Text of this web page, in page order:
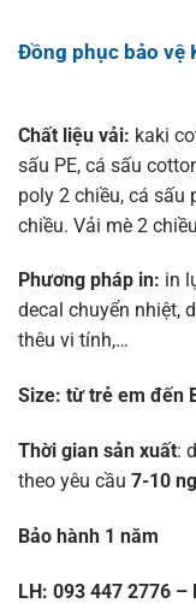
Đồng phục bảo vệ
Chất liệu vải: kaki
sấu PE, cá sấu
poly 2 chiều, cá sấu
chiều. Vải mè 2
Phương pháp in: in
decal chuyển nhiệt,
thêu vi tính,…
Size: từ trẻ em đến
Thời gian sản xuất:
theo yêu cầu 7-10
Bảo hành 1 năm
LH: 093 447 2776 –